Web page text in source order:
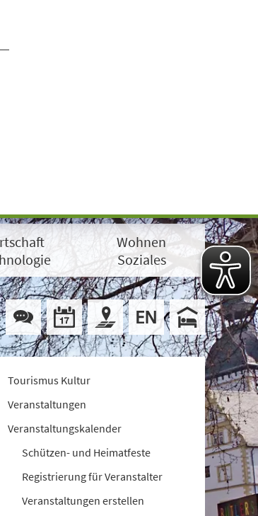
Wohnen
Soziales
Tourismus Kultur
Veranstaltungen
Veranstaltungskalender
Schützen- und Heimatfeste
Registrierung für Veranstalter
Veranstaltungen erstellen